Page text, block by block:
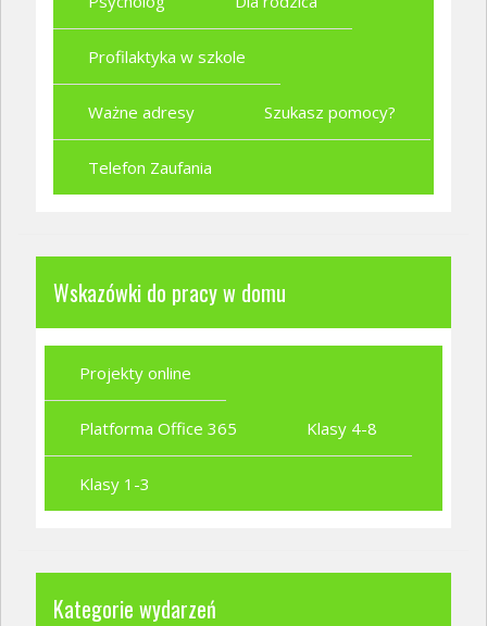
Profilaktyka w szkole
Ważne adresy Szukasz pomocy?
Telefon Zaufania
Wskazówki do pracy w domu
Projekty online
Platforma Office 365 Klasy 4-8
Klasy 1-3
Kategorie wydarzeń